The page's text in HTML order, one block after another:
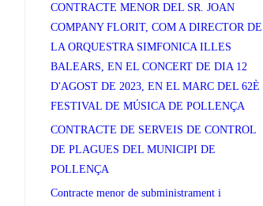
CONTRACTE MENOR DEL SR. JOAN
COMPANY FLORIT, COM A DIRECTOR DE
LA ORQUESTRA SIMFONICA ILLES
BALEARS, EN EL CONCERT DE DIA 12
D'AGOST DE 2023, EN EL MARC DEL 62È
FESTIVAL DE MÚSICA DE POLLENÇA
CONTRACTE DE SERVEIS DE CONTROL
DE PLAGUES DEL MUNICIPI DE
POLLENÇA
Contracte menor de subministrament i